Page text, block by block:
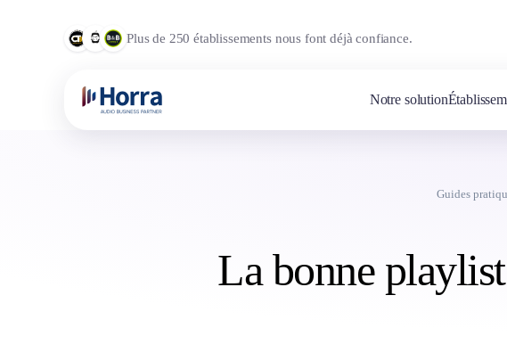
Plus de 250 établissements nous font déjà confiance.
Notre solution
Guides
La bonne